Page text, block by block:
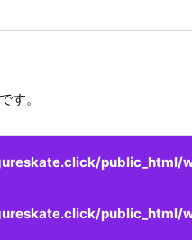
す。
public_html/
public_html/